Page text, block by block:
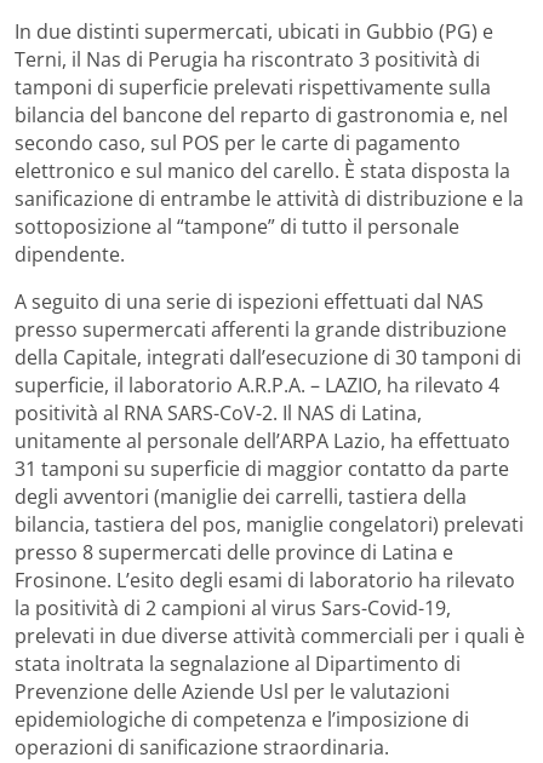
In due distinti supermercati, ubicati in Gubbio (PG) e
Terni, il Nas di Perugia ha riscontrato 3 positività di
tamponi di superficie prelevati rispettivamente sulla
bilancia del bancone del reparto di gastronomia e, nel
secondo caso, sul POS per le carte di pagamento
elettronico e sul manico del carello. È stata disposta la
sanificazione di entrambe le attività di distribuzione e la
sottoposizione al “tampone” di tutto il personale
dipendente.
A seguito di una serie di ispezioni effettuati dal NAS
presso supermercati afferenti la grande distribuzione
della Capitale, integrati dall’esecuzione di 30 tamponi di
superficie, il laboratorio A.R.P.A. – LAZIO, ha rilevato 4
positività al RNA SARS-CoV-2. Il NAS di Latina,
unitamente al personale dell’ARPA Lazio, ha effettuato
31 tamponi su superficie di maggior contatto da parte
degli avventori (maniglie dei carrelli, tastiera della
bilancia, tastiera del pos, maniglie congelatori) prelevati
presso 8 supermercati delle province di Latina e
Frosinone. L’esito degli esami di laboratorio ha rilevato
la positività di 2 campioni al virus Sars-Covid-19,
prelevati in due diverse attività commerciali per i quali è
stata inoltrata la segnalazione al Dipartimento di
Prevenzione delle Aziende Usl per le valutazioni
epidemiologiche di competenza e l’imposizione di
operazioni di sanificazione straordinaria.